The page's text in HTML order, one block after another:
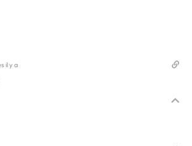
il y a